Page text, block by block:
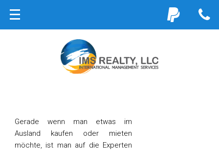
Gerade wenn man etwas im
Ausland kaufen oder mieten
möchte, ist man auf die Experten